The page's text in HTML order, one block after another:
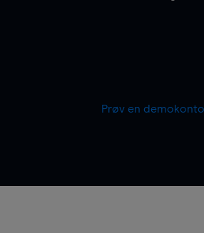
Prøv en demokonto